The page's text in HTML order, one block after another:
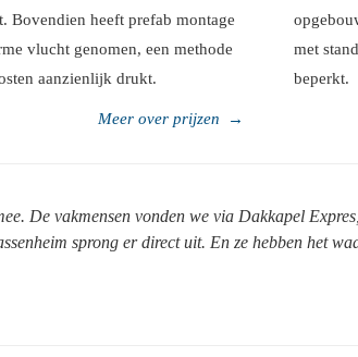
Bovendien heeft prefab montage
vlucht genomen, een methode
aanzienlijk drukt.
Meer over prijzen →
met
beperkt.
De vakmensen vonden we via Dakkapel
sprong er direct uit. En ze hebben het